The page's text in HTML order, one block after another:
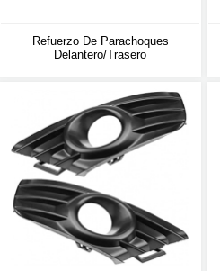
Refuerzo De Parachoques
Delantero/trasero